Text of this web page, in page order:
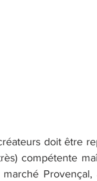
doit être
compétente
marché